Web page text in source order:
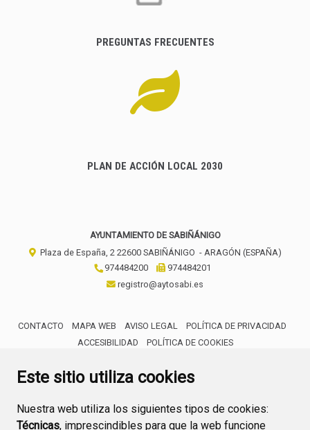
Este sitio utiliza cookies
Nuestra web utiliza los siguientes tipos de cookies:
Técnicas, imprescindibles para que la web funcione
PREGUNTAS FRECUENTES
PLAN DE ACCIÓN LOCAL 2030
AYUNTAMIENTO DE SABIÑÁNIGO
Plaza de España, 2 22600 SABIÑÁNIGO - ARAGÓN (ESPAÑA)
974484200
974484201
registro@aytosabi.es
CONTACTO MAPA WEB AVISO LEGAL
POLÍTICA DE PRIVACIDAD
ACCESIBILIDAD
POLÍTICA DE COOKIES